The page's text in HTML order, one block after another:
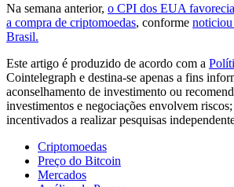
Na semana anterior, o CPI dos EUA
a compra de criptomoedas, conforme
Brasil.
Este artigo é produzido de acordo com a
Cointelegraph e destina-se apenas a fins
aconselhamento de investimento ou
investimentos e negociações envolvem
incentivados a realizar pesquisas
Criptomoedas
Preço do Bitcoin
Mercados